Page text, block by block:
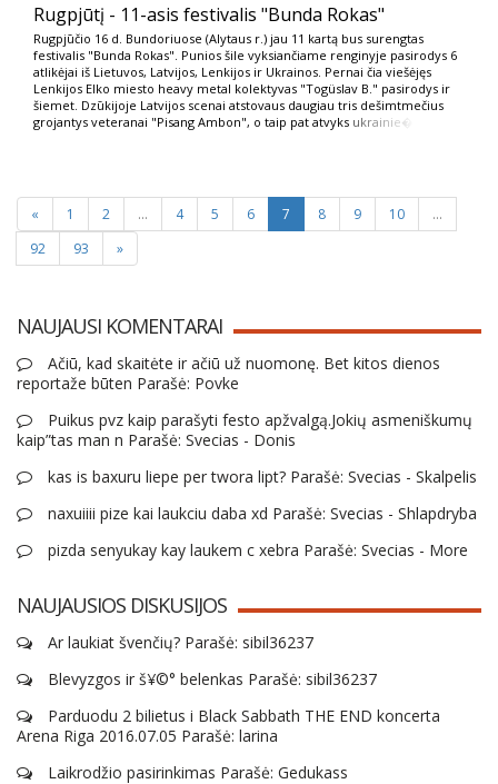
Rugpjūtį - 11-asis festivalis "Bunda Rokas"
Rugpjūčio 16 d. Bundoriuose (Alytaus r.) jau 11 kartą bus surengtas
festivalis "Bunda Rokas". Punios šile vyksiančiame renginyje pasirodys 6
atlikėjai iš Lietuvos, Latvijos, Lenkijos ir Ukrainos. Pernai čia viešėjęs
Lenkijos Elko miesto heavy metal kolektyvas "Togüslav B." pasirodys ir
šiemet. Dzūkijoje Latvijos scenai atstovaus daugiau tris dešimtmečius
grojantys veteranai "Pisang Ambon", o taip pat atvyks ukrainie�
« 1 2 ... 4 5 6 7 8 9 10
...
92
93 »
NAUJAUSI KOMENTARAI
Ačiū, kad skaitėte ir ačiū už nuomonę. Bet kitos dienos
reportaže būten Parašė: Povke
Puikus pvz kaip parašyti festo apžvalgą.Jokių asmeniškumų
kaip”tas man n Parašė: Svecias - Donis
kas is baxuru liepe per twora lipt? Parašė: Svecias - Skalpelis
naxuiiii pize kai laukciu daba xd Parašė: Svecias - Shlapdryba
pizda senyukay kay laukem c xebra Parašė: Svecias - More
NAUJAUSIOS DISKUSIJOS
Ar laukiat švenčių? Parašė: sibil36237
Blevyzgos ir š¥©° belenkas Parašė: sibil36237
Parduodu 2 bilietus i Black Sabbath THE END koncerta
Arena Riga 2016.07.05 Parašė: larina
Laikrodžio pasirinkimas Parašė: Gedukass